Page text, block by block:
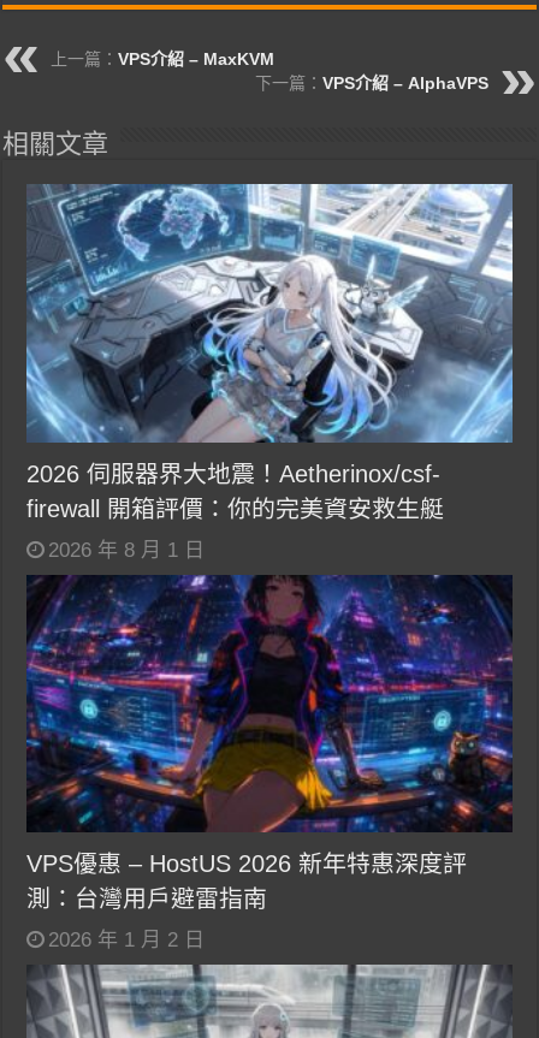
上一篇：VPS介紹 – MaxKVM
下一篇： VPS介紹 – AlphaVPS
相關文章
2026 伺服器界大地震！Aetherinox/csf-
firewall 開箱評價：你的完美資安救生艇
2026 年 8 月 1 日
VPS優惠 – HostUS 2026 新年特惠深度評
測：台灣用戶避雷指南
2026 年 1 月 2 日